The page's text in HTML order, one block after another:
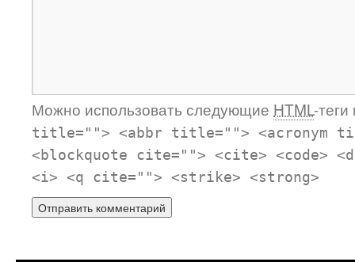
Можно использовать следующие HTML-
title=""> <abbr title=""> <acronym
<blockquote cite=""> <cite> <code>
<i> <q cite=""> <strike> <strong>